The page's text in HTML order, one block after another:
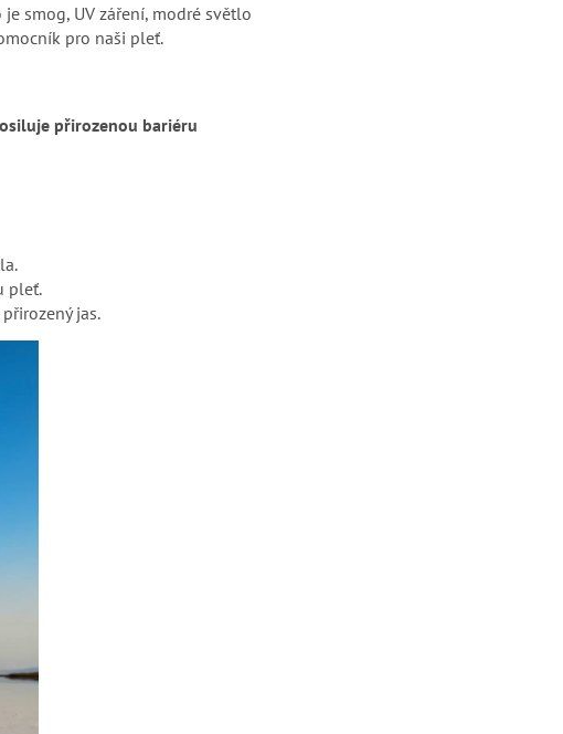
je smog, UV záření, modré světlo
pro naši pleť.
přirozenou bariéru
pleť.
jas.